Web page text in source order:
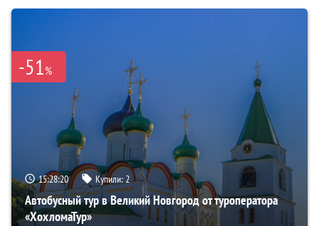
-51%
15:28:18 Купили:2
Автобусный тур в Великий Новгород от туроператора
«ХохломаТур»